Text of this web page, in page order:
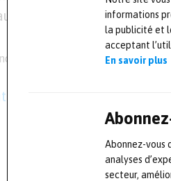
informations
la publicité et
acceptant
En savoir plus
Abonnez-vous
analyses
secteur,
de scanner
Innovation
www.avnir.fr/
Mesures-et-tests.com